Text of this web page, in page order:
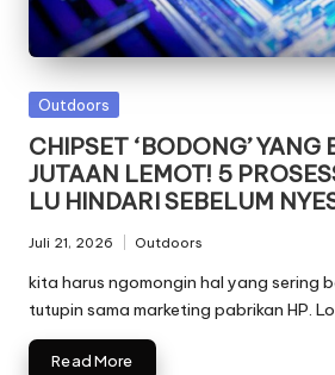
Posted
Outdoors
CHIPSET ‘BODONG’ YANG
JUTAAN LEMOT! 5
LU HINDARI SEBELUM
Juli 21, 2026
Posted
in
Outdoors
kita harus ngomongin hal yang sering
tutupin sama marketing pabrikan HP.
Read More